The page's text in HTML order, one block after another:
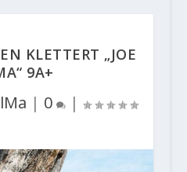
KLETTERT „JOE
9A+
| 0 |